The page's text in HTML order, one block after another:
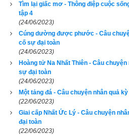
Dê moi trong ký ức để hồi tưởng
lời ông bà-la-môn rằng:
– Bà-la-môn, ngày xưa tôi cũng là
tinh thông quyển kinh “Ma Nô
muốn tế người chết nên tôi giết
đời, tôi đã phải chịu quả khổ chết
cùng thứ 500, hôm nay tôi sẽ
mới vui mừng mà cười to. Tôi lại
giết một con dê mà 500 đời phải bị
Tìm lại giấc mơ - Thông điệp cuộc
tập 4
(24/06/2023)
Cúng dường được phước - Câu
cố sự đại toàn
(24/06/2023)
Hoàng tử Na Nhất Thiên - Câu
sự đại toàn
(24/06/2023)
Một tảng đá - Câu chuyện nhân quả
(22/06/2023)
Giai cấp Nhất Ức Lý - Câu chuyện
đại toàn
(22/06/2023)